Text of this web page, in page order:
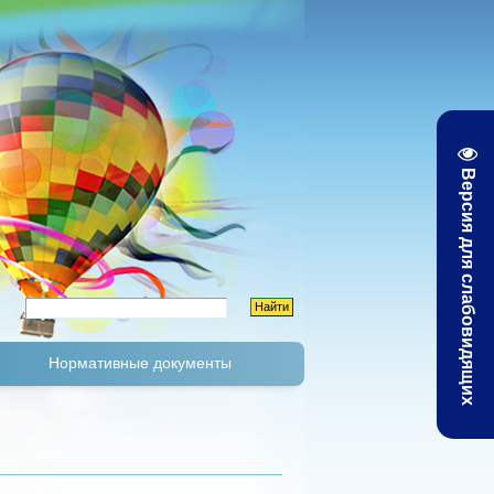
Версия для слабовидящих
Нормативные документы